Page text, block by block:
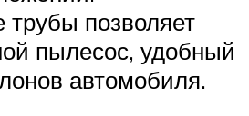
трубы позволяет
пылесос, удобный
автомобиля.